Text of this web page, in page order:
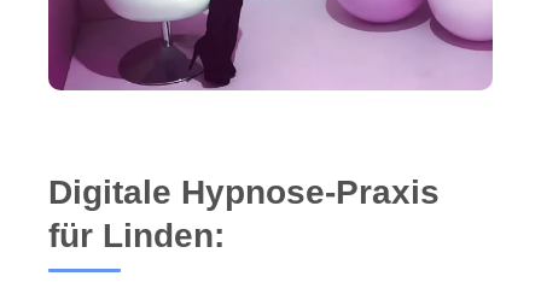
Digitale Hypnose-Praxis
für Linden: